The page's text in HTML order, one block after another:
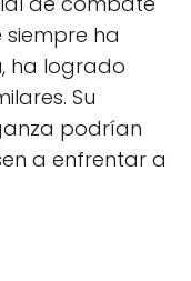
siempre ha
ha logrado
Su
podrían
a enfrentar a